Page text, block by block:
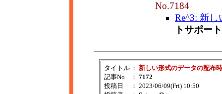
No.7184
Re^3: 新
トサポート
タイトル ： 新しい形式のデータの配布
記事No
： 7172
投稿日
： 2023/06/09(Fri) 10:50